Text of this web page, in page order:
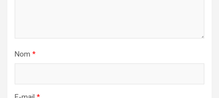
Nom *